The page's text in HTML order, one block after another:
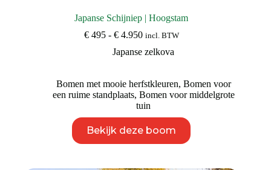
Japanse Schijniep | Hoogstam
€495 - €4.950Prijsklasse:
tot
incl. BTW
Japanse zelkova
Bomen met mooie herfstkleuren, Bomen voor
een ruime standplaats, Bomen voor middelgrote
tuin
Bekijk deze boom
product
heeft